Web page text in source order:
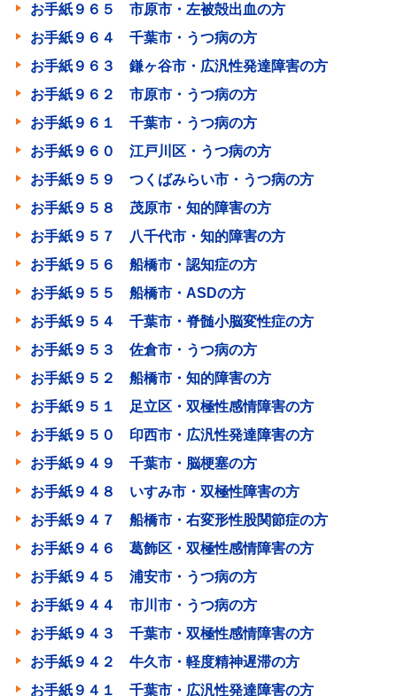
お手紙９６５ 市原市・左被殻出血の方
お手紙９６４ 千葉市・うつ病の方
お手紙９６３ 鎌ヶ谷市・広汎性発達障害の方
お手紙９６２ 市原市・うつ病の方
お手紙９６１ 千葉市・うつ病の方
お手紙９６０ 江戸川区・うつ病の方
お手紙９５９ つくばみらい市・うつ病の方
お手紙９５８ 茂原市・知的障害の方
お手紙９５７ 八千代市・知的障害の方
お手紙９５６ 船橋市・認知症の方
お手紙９５５ 船橋市・ASDの方
お手紙９５４ 千葉市・脊髄小脳変性症の方
お手紙９５３ 佐倉市・うつ病の方
お手紙９５２ 船橋市・知的障害の方
お手紙９５１ 足立区・双極性感情障害の方
お手紙９５０ 印西市・広汎性発達障害の方
お手紙９４９ 千葉市・脳梗塞の方
お手紙９４８ いすみ市・双極性障害の方
お手紙９４７ 船橋市・右変形性股関節症の方
お手紙９４６ 葛飾区・双極性感情障害の方
お手紙９４５ 浦安市・うつ病の方
お手紙９４４ 市川市・うつ病の方
お手紙９４３ 千葉市・双極性感情障害の方
お手紙９４２ 牛久市・軽度精神遅滞の方
お手紙９４１ 千葉市・広汎性発達障害の方